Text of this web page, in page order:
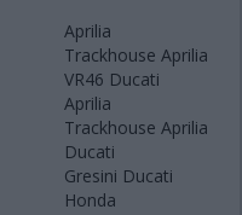
Aprilia
Trackhouse Aprilia
VR46 Ducati
Aprilia
Trackhouse Aprilia
Ducati
Gresini Ducati
Honda